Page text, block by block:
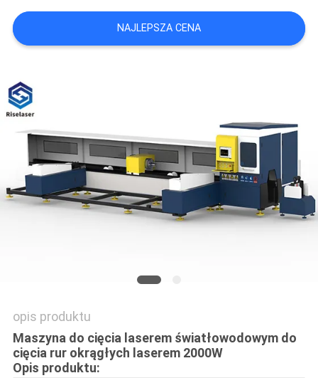
O
WYCENĘ
РУССКИЙ
САЙТ
SITEMAP
PRIVACY
NAJLEPSZA CENA
opis produktu
Maszyna do cięcia laserem światłowodowym do
cięcia rur okrągłych laserem 2000W
Opis produktu: